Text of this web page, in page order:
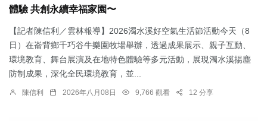
體驗 共創永續幸福家園〜
【記者陳信利／雲林報導】2026濁水溪好空氣生活節活動今天（8
日）在崙背鄉千巧谷牛樂園牧場舉辦，透過成果展示、親子互動、
環境教育、舞台展演及在地特色體驗等多元活動，展現濁水溪揚塵
防制成果，深化全民環境教育，並...
陳信利 2026年八月08日 9,766 觀看 12 分享